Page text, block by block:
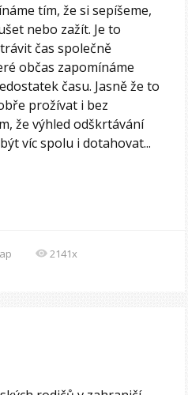
tím, že si sepíšeme,
nebo zažít. Je to
čas společně
občas zapomínáme
času. Jasně že to
prožívat i bez
že výhled odškrtávání
víc spolu i dotahovat...
2141x